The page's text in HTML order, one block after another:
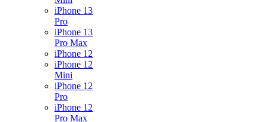
iPhone 13
Pro
iPhone 13
Pro Max
iPhone 12
iPhone 12
Mini
iPhone 12
Pro
iPhone 12
Pro Max